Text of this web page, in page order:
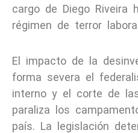
cargo de Diego Riveira
régimen de terror
El impacto de la
forma severa el
interno y el corte de
paraliza los
país. La legislación